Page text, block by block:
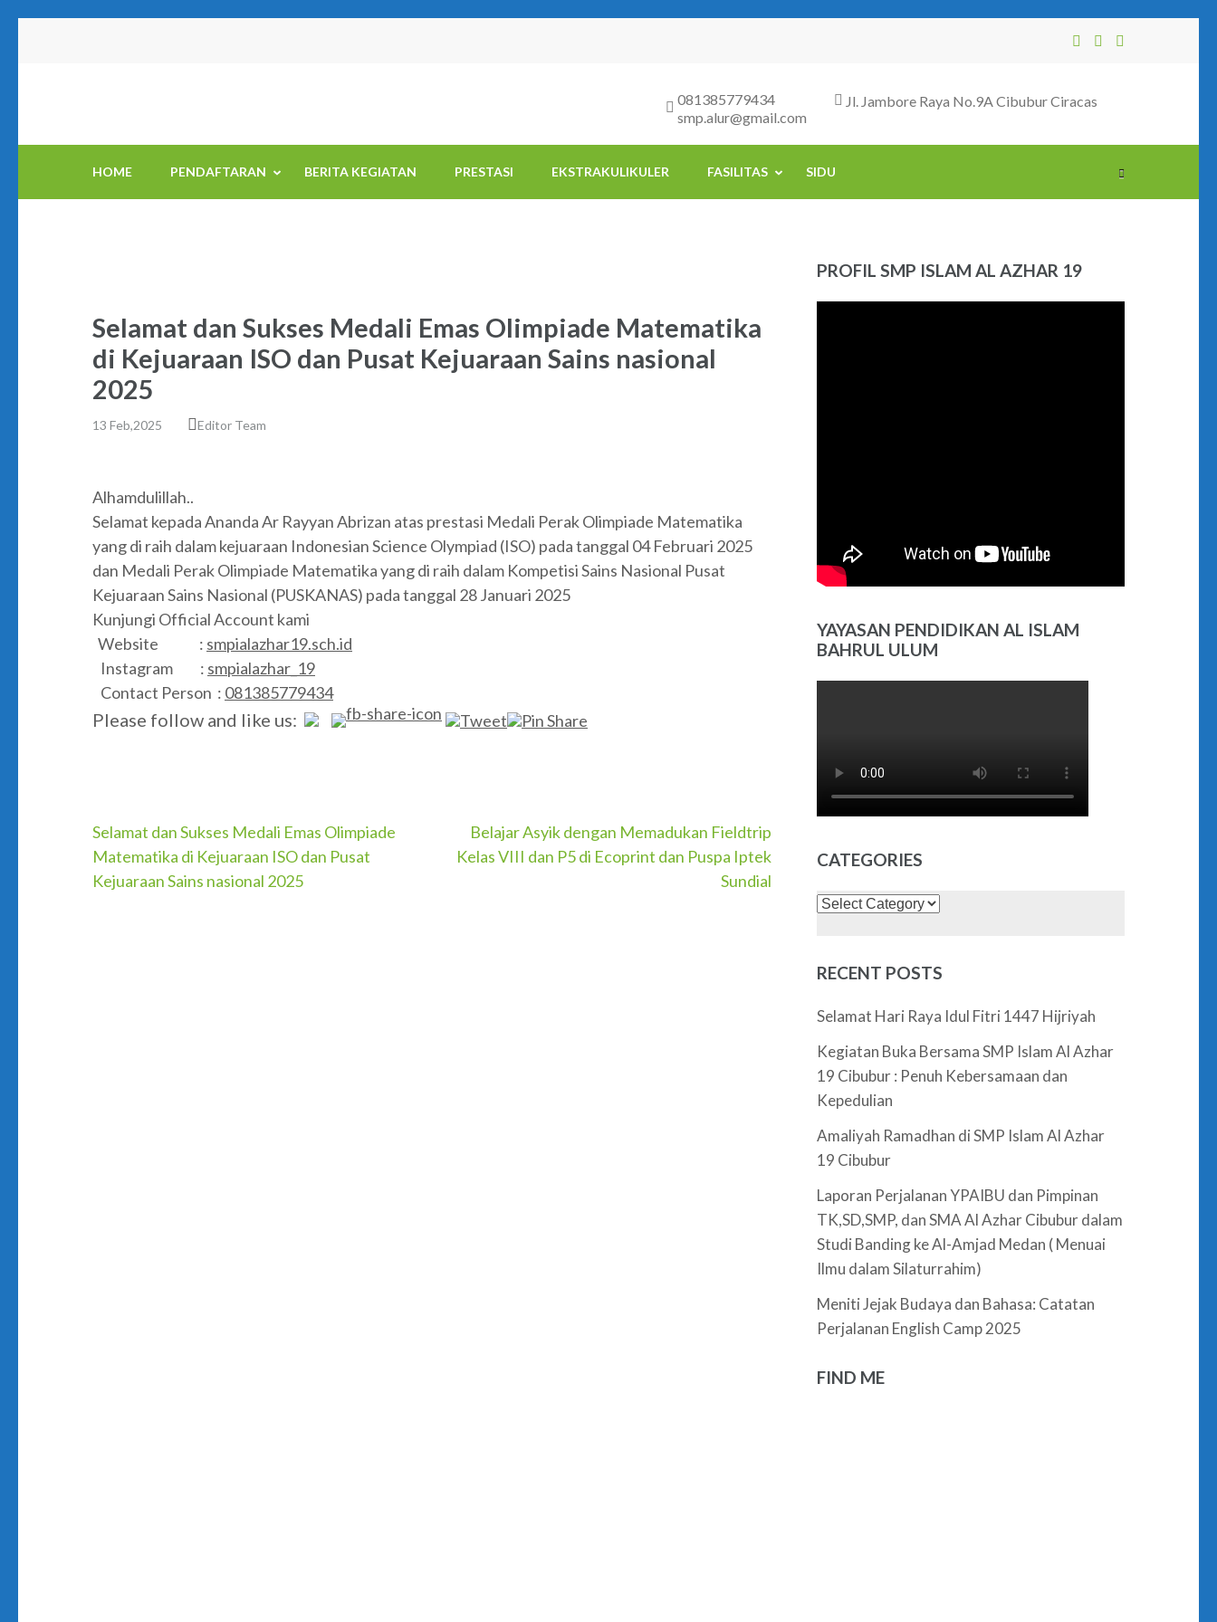
Jl. Jambore Raya No.9A Cibubur Ciracas
081385779434
smp.alur@gmail.com
HOME PENDAFTARAN BERITA KEGIATAN PRESTASI EKSTRAKULIKULER FASILITAS SIDU
Selamat dan Sukses Medali Emas Olimpiade Matematika
di Kejuaraan ISO dan Pusat Kejuaraan Sains nasional
2025
13 Feb,2025 Editor Team
Alhamdulillah..
Selamat kepada Ananda Ar Rayyan Abrizan atas prestasi Medali Perak Olimpiade Matematika
yang di raih dalam kejuaraan Indonesian Science Olympiad (ISO) pada tanggal 04 Februari 2025
dan Medali Perak Olimpiade Matematika yang di raih dalam Kompetisi Sains Nasional Pusat
Kejuaraan Sains Nasional (PUSKANAS) pada tanggal 28 Januari 2025
Kunjungi Official Account kami
Website : smpialazhar19.sch.id
Instagram : smpialazhar_19
Contact Person : 081385779434
Please follow and like us:
Post
navigation
Selamat dan Sukses Medali Emas Olimpiade
Matematika di Kejuaraan ISO dan Pusat
Kejuaraan Sains nasional 2025
Belajar Asyik dengan Memadukan Fieldtrip
Kelas VIII dan P5 di Ecoprint dan Puspa Iptek
Sundial
PROFIL SMP ISLAM AL AZHAR 19
YAYASAN PENDIDIKAN AL ISLAM
BAHRUL ULUM
CATEGORIES
Categories
RECENT POSTS
Selamat Hari Raya Idul Fitri 1447 Hijriyah
Kegiatan Buka Bersama SMP Islam Al Azhar
19 Cibubur : Penuh Kebersamaan dan
Kepedulian
Amaliyah Ramadhan di SMP Islam Al Azhar
19 Cibubur
Laporan Perjalanan YPAIBU dan Pimpinan
TK,SD,SMP, dan SMA Al Azhar Cibubur dalam
Studi Banding ke Al-Amjad Medan ( Menuai
Ilmu dalam Silaturrahim)
Meniti Jejak Budaya dan Bahasa: Catatan
Perjalanan English Camp 2025
FIND ME